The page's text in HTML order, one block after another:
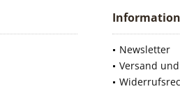
Newsletter
Versand